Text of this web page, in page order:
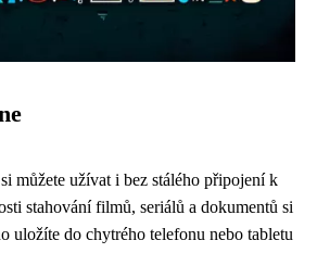
můžete užívat i bez stálého připojení k
stahování filmů, seriálů a dokumentů si
uložíte do chytrého telefonu nebo tabletu